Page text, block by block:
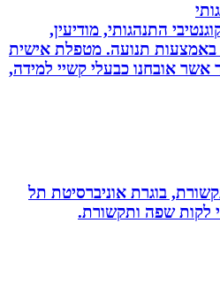
התנהגותי, מודיעין,
תנועה. מטפלת אישית
אובחנו כבעלי קשיי למידה,
בוגרת אוניברסיטת תל
שפה ותקשורת.